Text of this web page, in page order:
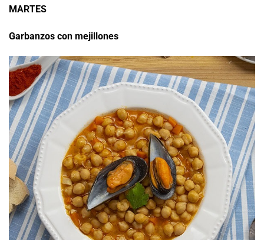
MARTES
Garbanzos con mejillones